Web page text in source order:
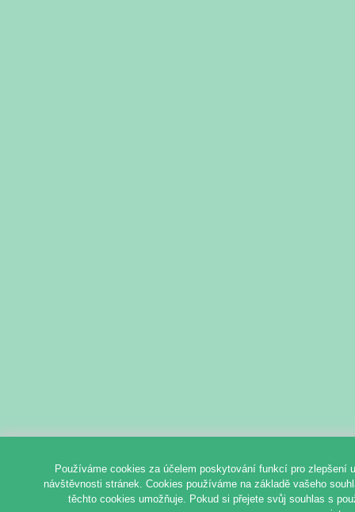
Používáme cookies za účelem poskytování funkcí pro zlepšení
návštěvnosti stránek. Cookies používáme na základě vašeho
těchto cookies umožňuje. Pokud si přejete svůj souhlas s